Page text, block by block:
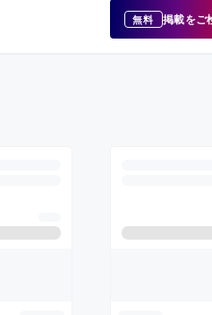
無料 掲載をご